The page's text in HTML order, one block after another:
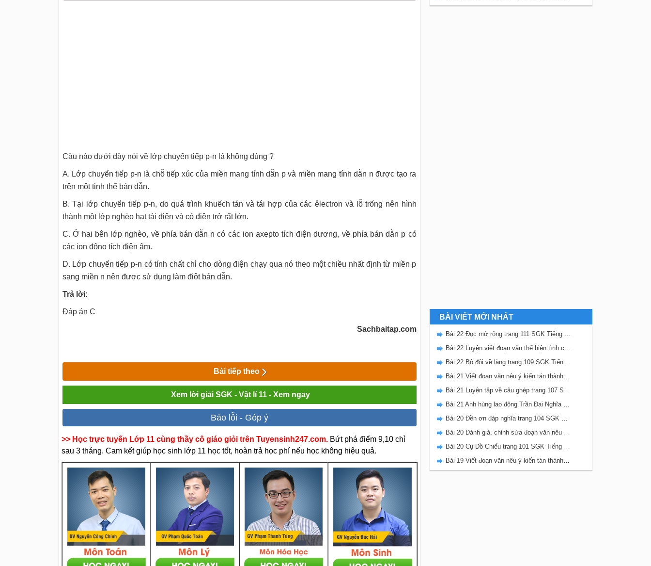
Câu nào dưới đây nói về lớp chuyển tiếp p-n là không đúng ?
A. Lớp chuyển tiếp p-n là chỗ tiếp xúc của miền mang tính dẫn p và miền mang tính dẫn n được tạo ra
trên một tinh thể bán dẫn.
B. Tại lớp chuyển tiếp p-n, do quá trình khuếch tán và tái hợp của các êlectron và lỗ trống nên hình
thành một lớp nghèo hạt tải điện và có điện trở rất lớn.
C. Ở hai bên lớp nghèo, về phía bán dẫn n có các ion axepto tích điện dương, về phía bán dẫn p có
các ion đôno tích điện âm.
D. Lớp chuyển tiếp p-n có tính chất chỉ cho dòng điện chạy qua nó theo một chiều nhất định từ miền p
sang miền n nên được sử dụng làm điôt bán dẫn.
Trả lời:
Đáp án C
Sachbaitap.com
Bài tiếp theo
Xem lời giải SGK - Vật lí 11 - Xem ngay
Báo lỗi - Góp ý
>> Học trực tuyến Lớp 11 cùng thầy cô giáo giỏi trên Tuyensinh247.com. Bứt phá điểm 9,10 chỉ
sau 3 tháng. Cam kết giúp học sinh lớp 11 học tốt, hoàn trả học phí nếu học không hiệu quả.
BÀI VIẾT MỚI NHẤT
Bài 22 Đọc mở rộng trang 111 SGK Tiếng Việt 5 Kết nối tri thức tập 2
Bài 22 Luyện viết đoạn văn thể hiện tình cảm, cảm xúc về một sự việc trang 111 SGK Tiếng Việt 5 Kết nối tri thức tập 2
Bài 22 Bộ đội về làng trang 109 SGK Tiếng Việt 5 Kết nối tri thức tập 2
Bài 21 Viết đoạn văn nêu ý kiến tán thành một sự việc, hiện tượng (Bài viết số 2) trang 108 SGK Tiếng Việt 5 Kết nối tri thức tập 2
Bài 21 Luyện tập về câu ghép trang 107 SGK Tiếng Việt 5 Kết nối tri thức tập 2
Bài 21 Anh hùng lao động Trần Đại Nghĩa trang 106 SGK Tiếng Việt 5 Kết nối tri thức tập 2
Bài 20 Đền ơn đáp nghĩa trang 104 SGK Tiếng Việt 5 Kết nối tri thức tập 2
Bài 20 Đánh giá, chỉnh sửa đoạn văn nêu ý kiến tán thành một sự vật, hiện tượng trang 103 SGK Tiếng Việt 5 Kết nối tri thức tập 2
Bài 20 Cụ Đồ Chiểu trang 101 SGK Tiếng Việt 5 Kết nối tri thức tập 2
Bài 19 Viết đoạn văn nêu ý kiến tán thành một sự việc, hiện tượng (Bài viết số 1) trang 100 SGK Tiếng Việt 5 Kết nối tri thức tập 2